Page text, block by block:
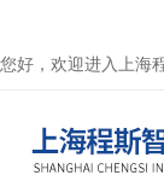
您好，欢迎进入上海